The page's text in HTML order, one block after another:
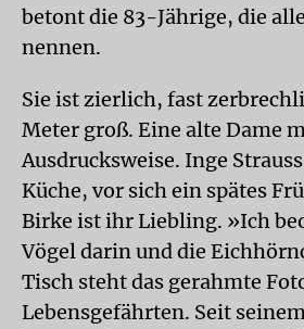
betont die 83-Jährige, die
nennen.
Sie ist zierlich, fast
Meter groß. Eine alte Dame
Ausdrucksweise. Inge
Küche, vor sich ein spätes
Birke ist ihr Liebling. »Ich
Vögel darin und die
Tisch steht das gerahmte
Lebensgefährten. Seit